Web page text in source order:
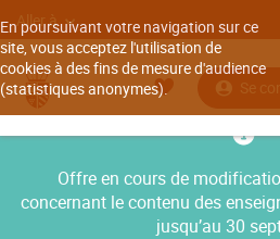
En poursuivant votre navigation sur ce
site, vous acceptez l'utilisation de
cookies à des fins de mesure d'audience
(statistiques anonymes).
Aller à
Se
Offre en cours de
concernant le contenu des
jusqu’au 30